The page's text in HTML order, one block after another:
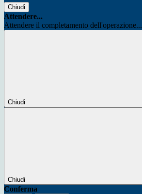
Chiudi
Attendere...
Attendere il completamento dell'operazione...
Chiudi
Chiudi
Conferma